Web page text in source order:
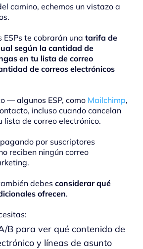
camino, echemos un vistazo a
te cobrarán una tarifa de
según la cantidad de
en tu lista de correo
de correos electrónicos
— algunos ESP, como Mailchimp,
incluso cuando cancelan
lista de correo electrónico.
por suscriptores
reciben ningún correo
debes considerar qué
ofrecen.
B para ver qué contenido de
y líneas de asunto